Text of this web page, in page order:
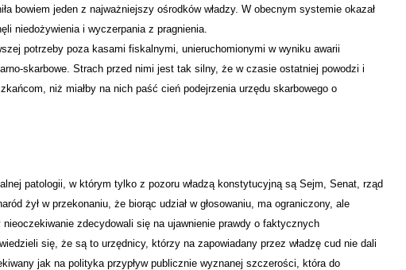
bowiem jeden z najważniejszy ośrodków władzy. W obecnym systemie okazał
niedożywienia i wyczerpania z pragnienia.
potrzeby poza kasami fiskalnymi, unieruchomionymi w wyniku awarii
skarbowe. Strach przed nimi jest tak silny, że w czasie ostatniej powodzi i
niż miałby na nich paść cień podejrzenia urzędu skarbowego o
patologii, w którym tylko z pozoru władzą konstytucyjną są Sejm, Senat, rząd
żył w przekonaniu, że biorąc udział w głosowaniu, ma ograniczony, ale
zdecydowali się na ujawnienie prawdy o faktycznych
się, że są to urzędnicy, którzy na zapowiadany przez władzę cud nie dali
jak na polityka przypływ publicznie wyznanej szczerości, która do